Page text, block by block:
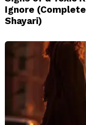
Ignore
Shayari)